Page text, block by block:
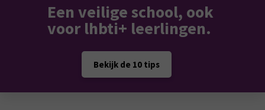
Een veilige school, ook
voor lhbti+ leerlingen.
Bekijk de 10 tips